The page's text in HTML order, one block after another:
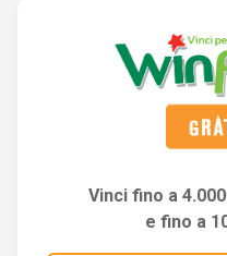
Vinci fino a
e fino a